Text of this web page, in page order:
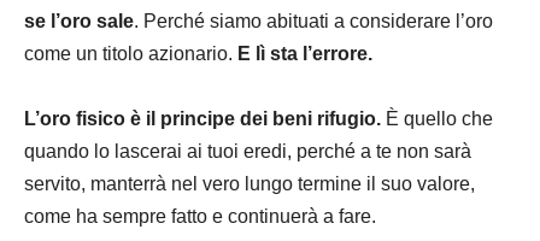
se l’oro sale. Perché siamo abituati a considerare l’oro
come un titolo azionario. E lì sta l’errore.
L’oro fisico è il principe dei beni rifugio. È quello che
quando lo lascerai ai tuoi eredi, perché a te non sarà
servito, manterrà nel vero lungo termine il suo valore,
come ha sempre fatto e continuerà a fare.